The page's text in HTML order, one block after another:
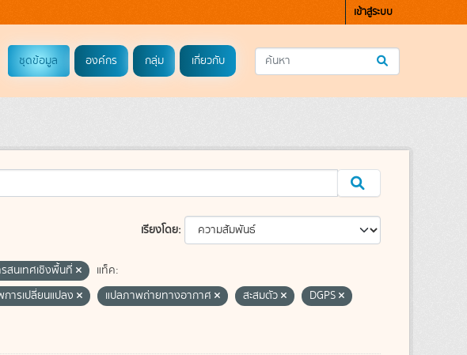
เข้าสู่ระบบ
ชุดข้อมูล องค์กร กลุ่ม เกี่ยวกับ
เรียงโดย
สนเทศเชิงพื้นที่
แท็ค:
ารเปลี่ยนแปลง แปลภาพถ่ายทางอากาศ สะสมตัว
DGPS